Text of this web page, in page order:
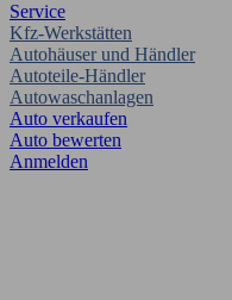
Service
Kfz-Werkstätten
Autohäuser und Händler
Autoteile-Händler
Autowaschanlagen
Auto verkaufen
Auto bewerten
Anmelden